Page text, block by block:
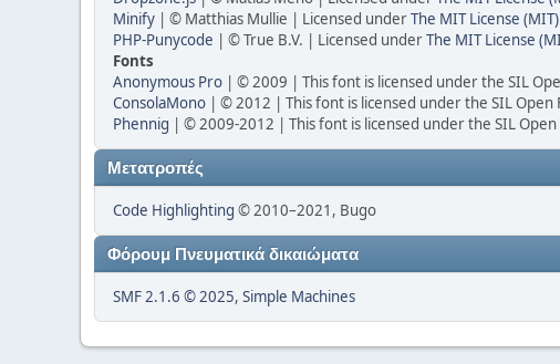
Minify | © Matthias Mullie | Licensed underThe MIT License (MIT)
PHP-Punycode | © True B.V. | Licensed underThe MIT License
Fonts
Anonymous Pro | © 2009 | This font is licensed under the SIL
ConsolaMono | © 2012 | This font is licensed under the SIL Open
Phennig | © 2009-2012 | This font is licensed under the SIL Open
Μετατροπές
Code Highlighting © 2010–2021, Bugo
Φόρουμ Πνευματικά δικαιώματα
SMF 2.1.6 © 2025, Simple Machines